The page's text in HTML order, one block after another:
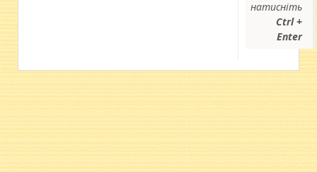
натисніть
Ctrl +
Enter